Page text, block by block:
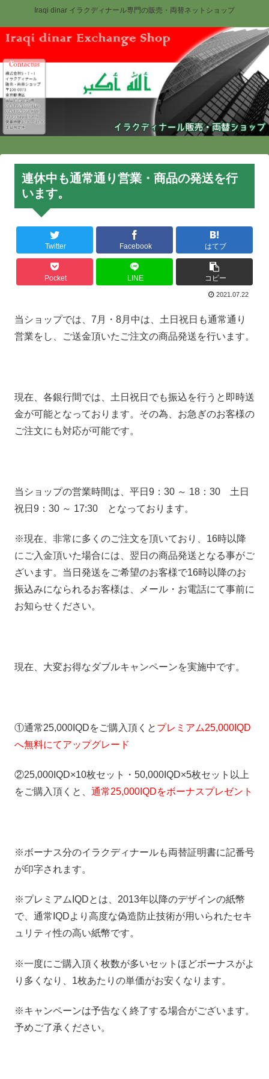
Iraqi dinar イラクディナール専門の販売・両替ネットショップ
連休中も通常通り営業・商品の発送を行
います。
Twitter Facebook はてブ
Pocket LINE コピー
2021.07.22
当ショップでは、7月・8月中は、土日祝日も通常通り
営業をし、ご送金頂いたご注文の商品発送を行います。
現在、各銀行間では、土日祝日でも振込を行うと即時送
金が可能となっております。その為、お急ぎのお客様の
ご注文にも対応が可能です。
当ショップの営業時間は、平日9：30 ～ 18：30 土日
祝日9：30 ～ 17:30 となっております。
※現在、非常に多くのご注文を頂いており、16時以降
にご入金頂いた場合には、翌日の商品発送となる事がご
ざいます。当日発送をご希望のお客様で16時以降のお
振込みになられるお客様は、メール・お電話にて事前に
お知らせください。
現在、大変お得なダブルキャンペーンを実施中です。
①通常25,000IQDをご購入頂くと プレミアム25,000IQD
へ無料にてアップグレード
②25,000IQD×10枚セット・50,000IQD×5枚セット以上
をご購入頂くと、 通常25,000IQDをボーナスプレゼント
※ボーナス分のイラクディナールも両替証明書に記番号
が印字されます。
※プレミアムIQDとは、2013年以降のデザインの紙幣
で、通常IQDより高度な偽造防止技術が用いられたセキ
ュリティ性の高い紙幣です。
※一度にご購入頂く枚数が多いセットほどボーナスがよ
り多くなり、1枚あたりの単価がお安くなります。
※キャンペーンは予告なく終了する場合がございます。
予めご了承ください。